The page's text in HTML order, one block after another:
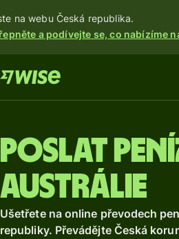
na webu Česká republika.
a podívejte se, co nabízíme
Poslat
Austrálie
Ušetřete na online převodech
republiky. Převádějte Česká